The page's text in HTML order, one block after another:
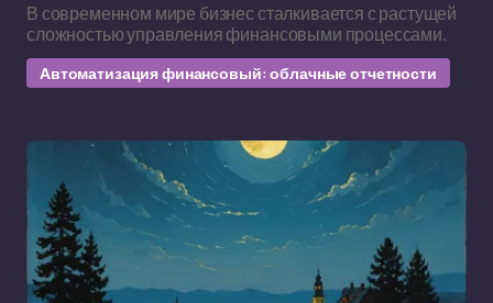
В современном мире бизнес сталкивается с растущей
сложностью управления финансовыми процессами.
Автоматизация финансовый: облачные отчетности